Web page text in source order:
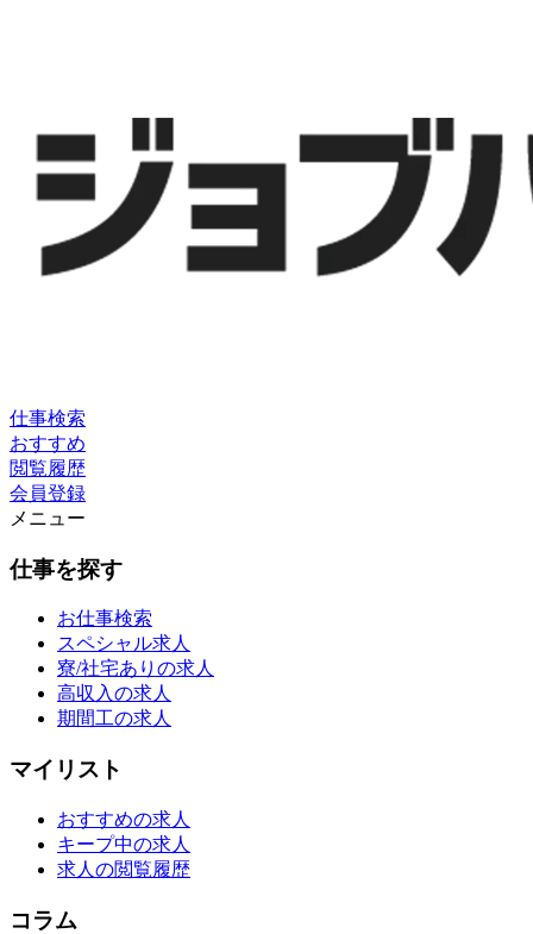
仕事検索
おすすめ
閲覧履歴
会員登録
メニュー
仕事を探す
お仕事検索
スペシャル求人
寮/社宅ありの求人
高収入の求人
期間工の求人
マイリスト
おすすめの求人
キープ中の求人
求人の閲覧履歴
コラム